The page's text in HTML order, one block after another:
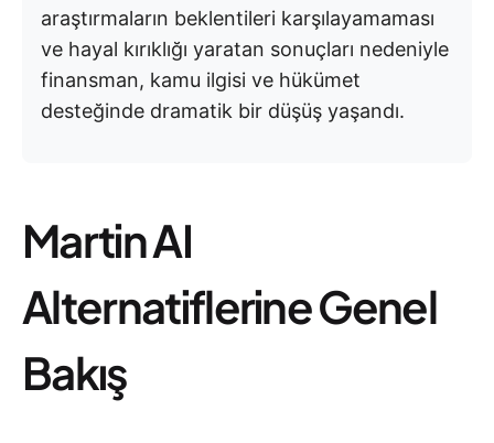
araştırmaların beklentileri karşılayamaması
ve hayal kırıklığı yaratan sonuçları nedeniyle
finansman, kamu ilgisi ve hükümet
desteğinde dramatik bir düşüş yaşandı.
Martin AI
Alternatiflerine Genel
Bakış